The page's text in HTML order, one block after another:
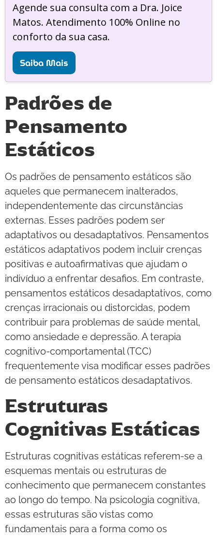
Agende sua consulta com a Dra. Joice
Matos. Atendimento 100% Online no
conforto da sua casa.
Saiba Mais
Padrões de
Pensamento
Estáticos
Os padrões de pensamento estáticos são
aqueles que permanecem inalterados,
independentemente das circunstâncias
externas. Esses padrões podem ser
adaptativos ou desadaptativos. Pensamentos
estáticos adaptativos podem incluir crenças
positivas e autoafirmativas que ajudam o
indivíduo a enfrentar desafios. Em contraste,
pensamentos estáticos desadaptativos, como
crenças irracionais ou distorcidas, podem
contribuir para problemas de saúde mental,
como ansiedade e depressão. A terapia
cognitivo-comportamental (TCC)
frequentemente visa modificar esses padrões
de pensamento estáticos desadaptativos.
Estruturas
Cognitivas Estáticas
Estruturas cognitivas estáticas referem-se a
esquemas mentais ou estruturas de
conhecimento que permanecem constantes
ao longo do tempo. Na psicologia cognitiva,
essas estruturas são vistas como
fundamentais para a forma como os